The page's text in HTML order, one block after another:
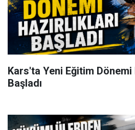
Kars'ta Yeni Eğitim Dönemi
Başladı